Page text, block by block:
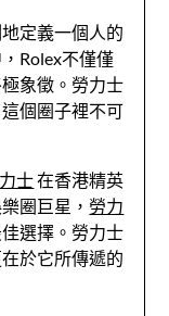
定義一個人的
Rolex不僅僅
象徵。勞力士
個圈子裡不可
士在香港精英
圈巨星， 勞力
選擇。勞力士
於它所傳遞的